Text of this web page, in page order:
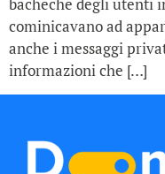
bacheche degli utenti
cominicavano ad
anche i messaggi
informazioni che […]